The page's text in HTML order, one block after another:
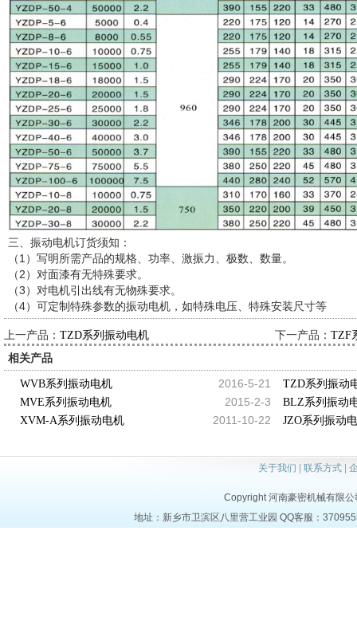
三、振动电机订货须知：
（1）写明所需产品的规格、功率、激振力、极数、数量。
（2）对面漆有无特殊要求。
（3）对电机引出线有无物殊要求。
（4）可定制特殊参数的振动电机，如特殊电压、特殊安装尺寸等
上一产品： TZD系列振动电机 下一产品： TZF
相关产品
2016-5-21
WVB系列振动电机 TZD系列振动
2015-2-3
MVE系列振动电机 BLZ系列振动
2011-10-22
XVM-A系列振动电机 JZO系列振动
关于我们 联系方式|
Copyright 河南豪密机械有限
地址：新乡市卫滨区八里营工业园 QQ客服：